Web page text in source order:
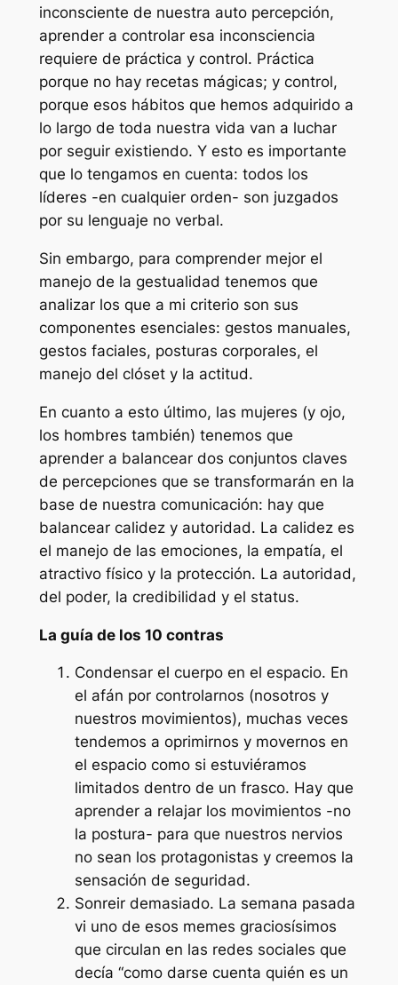
inconsciente de nuestra auto percepción,
aprender a controlar esa inconsciencia
requiere de práctica y control. Práctica
porque no hay recetas mágicas; y control,
porque esos hábitos que hemos adquirido a
lo largo de toda nuestra vida van a luchar
por seguir existiendo. Y esto es importante
que lo tengamos en cuenta: todos los
líderes -en cualquier orden- son juzgados
por su lenguaje no verbal.
Sin embargo, para comprender mejor el
manejo de la gestualidad tenemos que
analizar los que a mi criterio son sus
componentes esenciales: gestos manuales,
gestos faciales, posturas corporales, el
manejo del clóset y la actitud.
En cuanto a esto último, las mujeres (y ojo,
los hombres también) tenemos que
aprender a balancear dos conjuntos claves
de percepciones que se transformarán en la
base de nuestra comunicación: hay que
balancear calidez y autoridad. La calidez es
el manejo de las emociones, la empatía, el
atractivo físico y la protección. La autoridad,
del poder, la credibilidad y el status.
La guía de los 10 contras
Condensar el cuerpo en el espacio. En
el afán por controlarnos (nosotros y
nuestros movimientos), muchas veces
tendemos a oprimirnos y movernos en
el espacio como si estuviéramos
limitados dentro de un frasco. Hay que
aprender a relajar los movimientos -no
la postura- para que nuestros nervios
no sean los protagonistas y creemos la
sensación de seguridad.
Sonreir demasiado. La semana pasada
vi uno de esos memes graciosísimos
que circulan en las redes sociales que
decía “como darse cuenta quién es un